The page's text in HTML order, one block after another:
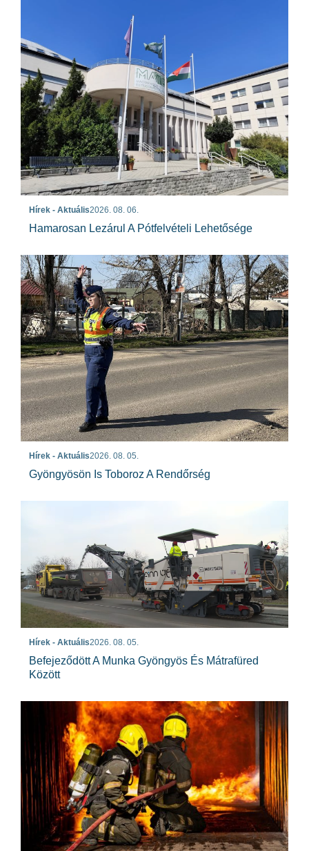
Hírek - Aktuális2026. 08. 06.
Hamarosan Lezárul A Pótfelvételi Lehetősége
Hírek - Aktuális2026. 08. 05.
Gyöngyösön Is Toboroz A Rendőrség
Hírek - Aktuális2026. 08. 05.
Befejeződött A Munka Gyöngyös És Mátrafüred
Között